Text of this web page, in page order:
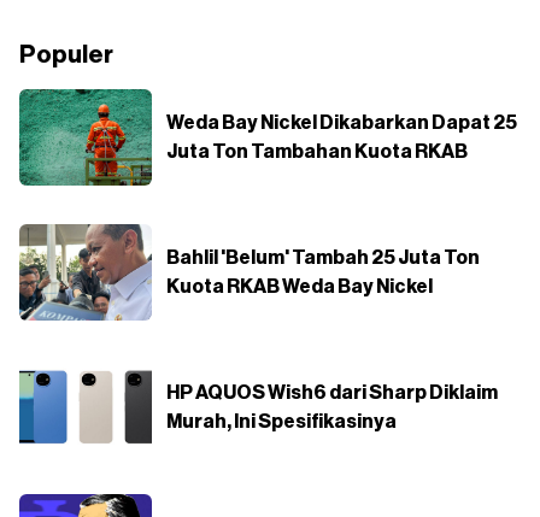
Populer
Weda Bay Nickel Dikabarkan Dapat 25
Juta Ton Tambahan Kuota RKAB
Bahlil 'Belum' Tambah 25 Juta Ton
Kuota RKAB Weda Bay Nickel
HP AQUOS Wish6 dari Sharp Diklaim
Murah, Ini Spesifikasinya